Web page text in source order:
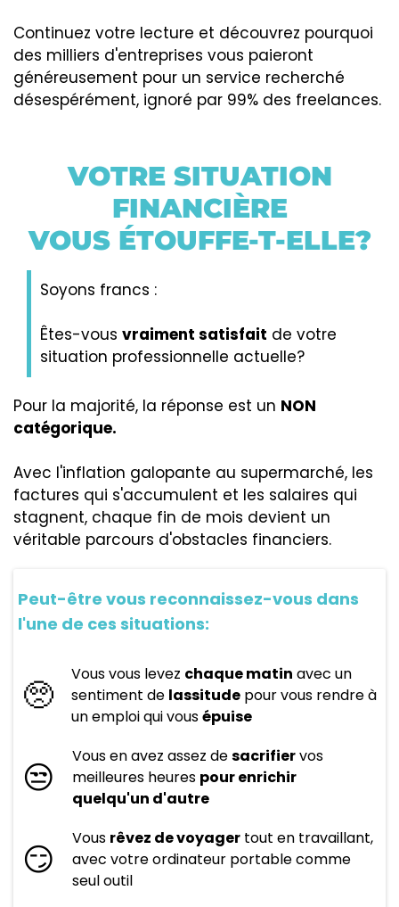
Continuez votre lecture et découvrez pourquoi
des milliers d'entreprises vous paieront
généreusement pour un service recherché
désespérément, ignoré par 99% des freelances.
VOTRE SITUATION
FINANCIÈRE
VOUS ÉTOUFFE-T-ELLE?
Soyons francs :
Êtes-vous vraiment satisfait de votre
situation professionnelle actuelle?
Pour la majorité, la réponse est un NON
catégorique.
Avec l'inflation galopante au supermarché, les
factures qui s'accumulent et les salaires qui
stagnent, chaque fin de mois devient un
véritable parcours d'obstacles financiers.
Peut-être vous reconnaissez-vous dans
l'une de ces situations:
🥺 Vous vous levez chaque matin avec un
sentiment de lassitude pour vous rendre à
un emploi qui vousépuise
😒 Vous en avez assez desacrifiervos
meilleures heures pour enrichir
quelqu'un d'autre
😏 Vous rêvez de voyager tout en travaillant,
avec votre ordinateur portable comme
seul outil